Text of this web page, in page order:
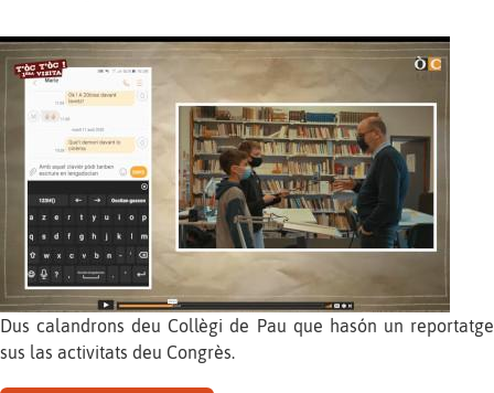
Dus calandrons deu Collègi de Pau que hasón un reportatge
sus las activitats deu Congrès.